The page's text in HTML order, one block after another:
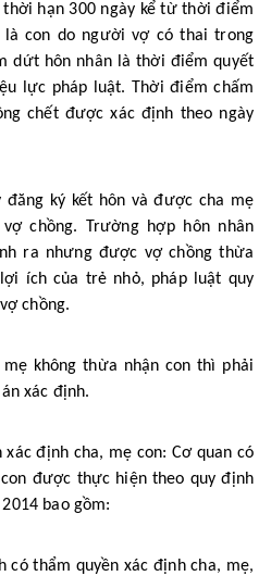
hạn 300 ngày kể từ thời điểm
con do người vợ có thai trong
dứt hôn nhân là thời điểm quyết
lực pháp luật. Thời điểm chấm
chết được xác định theo ngày
ký kết hôn và được cha mẹ
chồng. Trường hợp hôn nhân
ra nhưng được vợ chồng thừa
ích của trẻ nhỏ, pháp luật quy
chồng.
không thừa nhận con thì phải
xác định.
định cha, mẹ con: Cơ quan có
được thực hiện theo quy định
bao gồm:
có thẩm quyền xác định cha, mẹ,